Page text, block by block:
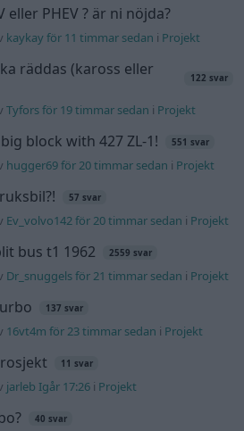
eller PHEV ? är ni nöjda?
kaykay för 11 timmar sedan i Projekt
räddas (kaross eller
122 svar
Tyfors för 19 timmar sedan i Projekt
block with 427 ZL-1! 551 svar
hugger69 för 20 timmar sedan i Projekt
57 svar
Ev_volvo142 för 20 timmar sedan i Projekt
bus t1 1962 2559 svar
Dr_snuggels för 21 timmar sedan i Projekt
137 svar
16vt4m för 23 timmar sedan i Projekt
11 svar
jarleb Igår 17:26 i Projekt
40 svar